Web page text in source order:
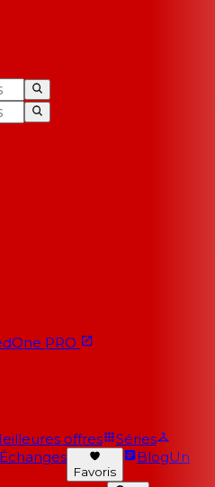
PRO
offres
Séries
Échanges
Favoris
BlogUn